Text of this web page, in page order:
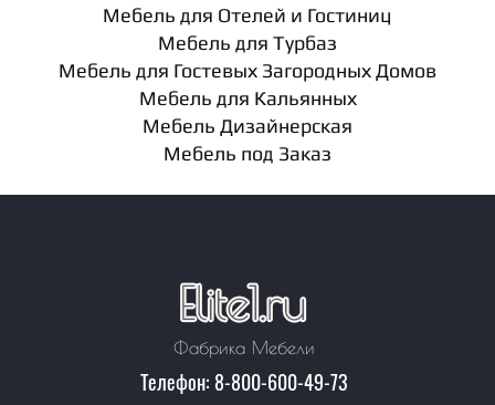
Мебель для Отелей и Гостиниц
Мебель для Турбаз
Мебель для Гостевых Загородных Домов
Мебель для Кальянных
Мебель Дизайнерская
Мебель под Заказ
Фабрика Мебели
Телефон: 8-800-600-49-73